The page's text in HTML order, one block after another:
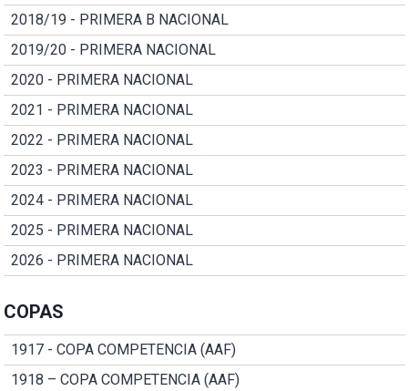
2018/19 - PRIMERA B NACIONAL
2019/20 - PRIMERA NACIONAL
2020 - PRIMERA NACIONAL
2021 - PRIMERA NACIONAL
2022 - PRIMERA NACIONAL
2023 - PRIMERA NACIONAL
2024 - PRIMERA NACIONAL
2025 - PRIMERA NACIONAL
2026 - PRIMERA NACIONAL
COPAS
1917 - COPA COMPETENCIA (AAF)
1918 – COPA COMPETENCIA (AAF)